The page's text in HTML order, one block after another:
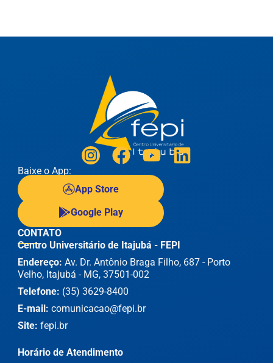
Baixe o App:
App Store
Google Play
CONTATO
Centro Universitário de Itajubá - FEPI
Endereço: Av. Dr. Antônio Braga Filho, 687 - Porto
Velho, Itajubá - MG, 37501-002
Telefone: (35) 3629-8400
E-mail: comunicacao@fepi.br
Site: fepi.br
Horário de Atendimento